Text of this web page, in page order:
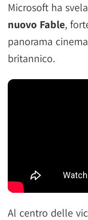
Microsoft ha
nuovo Fable,
panorama
britannico.
Al centro delle